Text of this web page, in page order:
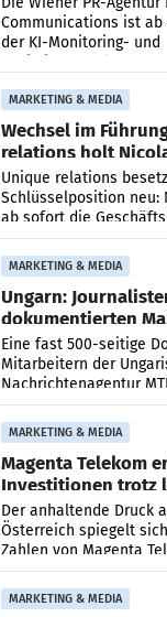
Communications ist
der KI-Monitoring- und
MARKETING & MEDIA
Wechsel im
relations holt
Geschäftsleitung
Unique relations
Schlüsselposition
ab sofort die
PR-Agentur an der
Anna Kalina-Mahr.
MARKETING & MEDIA
Ungarn:
dokumentierten
Zensur
Eine fast 500-seitige
Mitarbeitern der
Nachrichtenagentur
systematische
Zensur bei der Agentur
MARKETING & MEDIA
Magenta Telekom
Investitionen trotz
Umsatzrückgang
Der anhaltende Druck
Österreich spiegelt
Zahlen von Magenta
ersten sechs Monaten
verzeichnete
MARKETING & MEDIA